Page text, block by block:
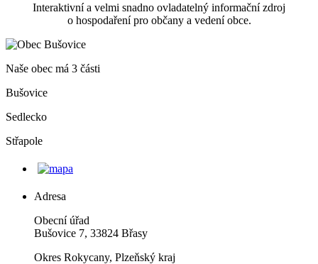
Interaktivní a velmi snadno ovladatelný informační zdroj
o hospodaření pro občany a vedení obce.
Naše obec má 3 části
Bušovice
Sedlecko
Střapole
Adresa
Obecní úřad
Bušovice 7, 33824 Břasy
Okres Rokycany, Plzeňský kraj